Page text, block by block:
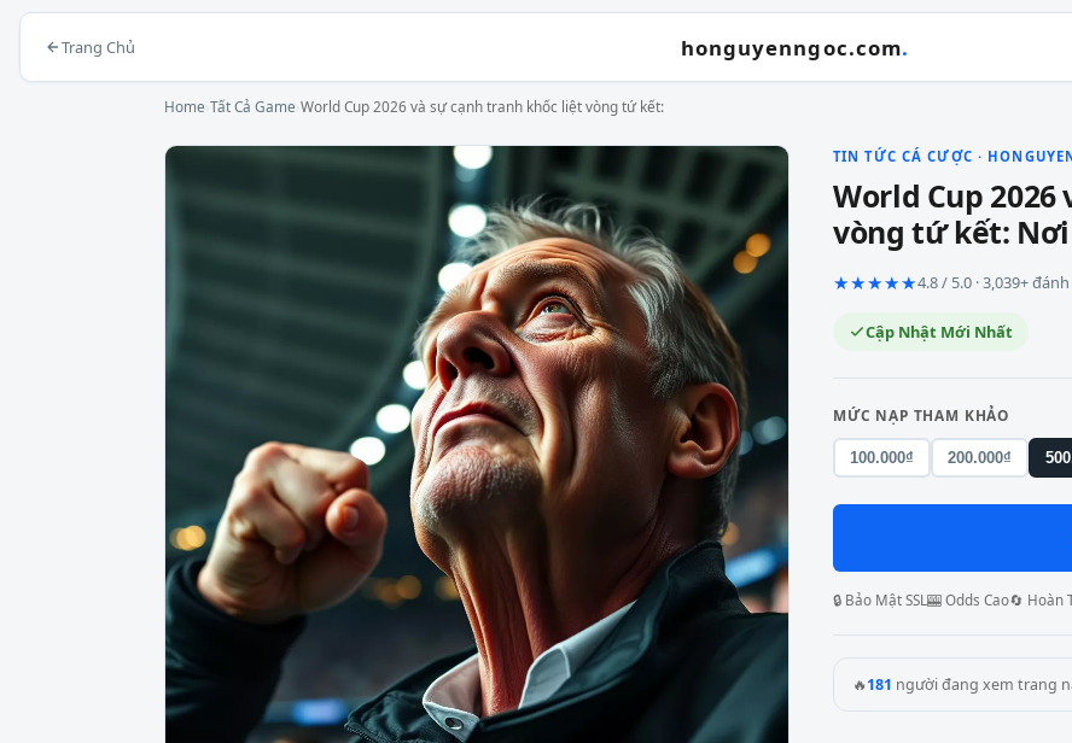
Trang Chủ honguyenngoc.com.
Home Tất Cả Game World Cup 2026 và sự cạnh tranh khốc liệt vòng tứ kết:
TIN TỨC CÁ CƯỢC ·
World Cup
vòng tứ kết:
★★★★★4.8 / 5.0 · 3,039+
Cập Nhật Mới Nhất
MỨC NẠP THAM KHẢO
100.000₫ 200.000₫
🔒 Bảo Mật SSL🎰 Odds Cao🔄 Hoàn
🔥181 người đang xem trang